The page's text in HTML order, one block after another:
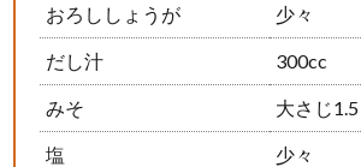
おろししょうが 少々
だし汁 300cc
みそ 大さじ1.5
塩 少々